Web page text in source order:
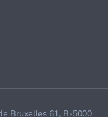
Bruxelles 61, B-5000